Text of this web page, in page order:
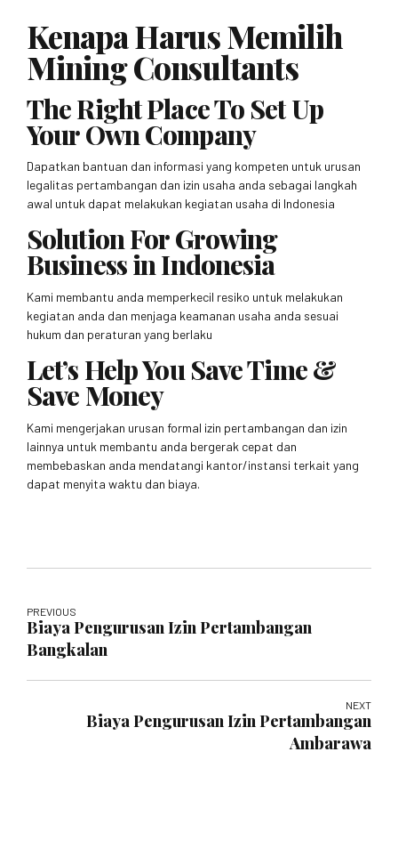
Kenapa Harus Memilih
Mining Consultants
The Right Place To Set Up
Your Own Company
Dapatkan bantuan dan informasi yang kompeten untuk urusan
legalitas pertambangan dan izin usaha anda sebagai langkah
awal untuk dapat melakukan kegiatan usaha di Indonesia
Solution For Growing
Business in Indonesia
Kami membantu anda memperkecil resiko untuk melakukan
kegiatan anda dan menjaga keamanan usaha anda sesuai
hukum dan peraturan yang berlaku
Let’s Help You Save Time &
Save Money
Kami mengerjakan urusan formal izin pertambangan dan izin
lainnya untuk membantu anda bergerak cepat dan
membebaskan anda mendatangi kantor/instansi terkait yang
dapat menyita waktu dan biaya.
PREVIOUS
Biaya Pengurusan Izin Pertambangan
Bangkalan
NEXT
Biaya Pengurusan Izin Pertambangan
Ambarawa